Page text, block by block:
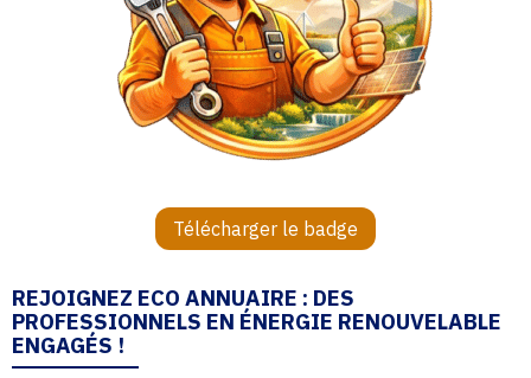
Télécharger le badge
REJOIGNEZ ECO ANNUAIRE : DES
PROFESSIONNELS EN ÉNERGIE RENOUVELABLE
ENGAGÉS !